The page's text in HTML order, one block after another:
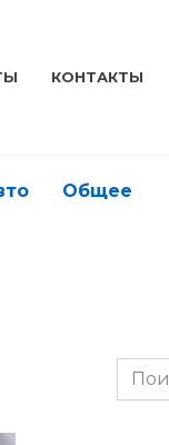
КОНТАКТЫ
Общее
for: